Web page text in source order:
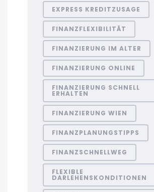
EXPRESS KREDITZUSAGE
FINANZFLEXIBILITÄT
FINANZIERUNG IM ALTER
FINANZIERUNG ONLINE
FINANZIERUNG SCHNELL
ERHALTEN
FINANZIERUNG WIEN
FINANZPLANUNGSTIPPS
FINANZSCHNELLWEG
FLEXIBLE
DARLEHENSKONDITIONEN